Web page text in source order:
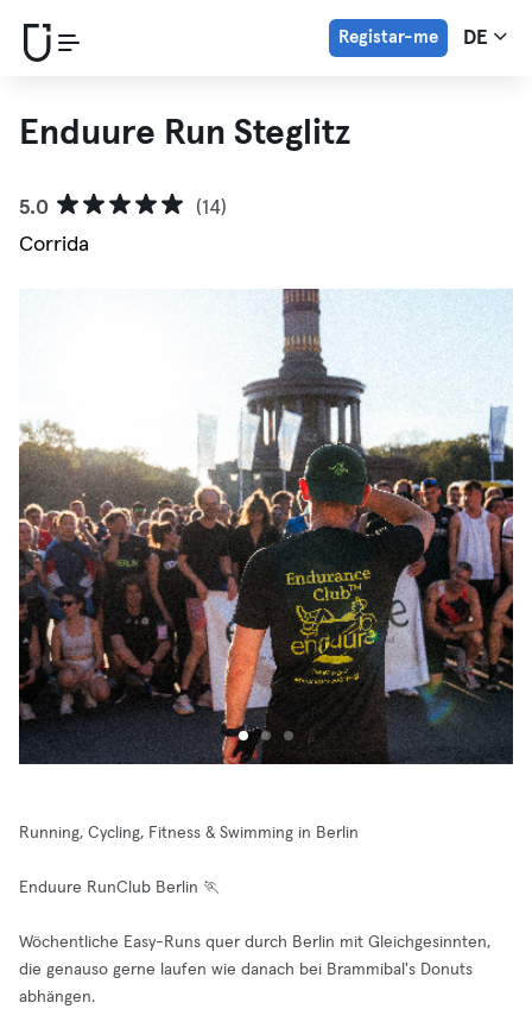
Registar-me DE
Enduure Run Steglitz
5.0
(14)
Corrida
Running, Cycling, Fitness & Swimming in Berlin
Enduure RunClub Berlin 🏃
Wöchentliche Easy-Runs quer durch Berlin mit Gleichgesinnten,
die genauso gerne laufen wie danach bei Brammibal's Donuts
abhängen.